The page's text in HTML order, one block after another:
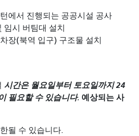
에서 진행되는 공공시설 공사
임시 버팀대 설치
장(북역 입구) 구조물 설치
시간은 월요일부터 토요일까지 24
필요할 수 있습니다. 예상되는 사
될 수 있습니다.